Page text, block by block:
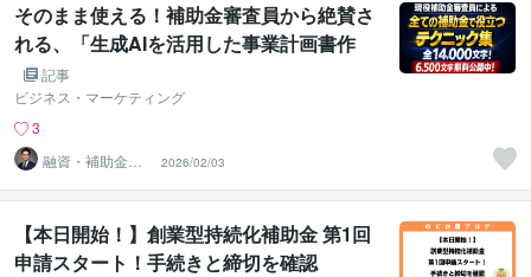
そのまま使える！補助金審査員から絶賛さ
れる、「生成AIを活用した事業計画書作
成」の実務手引
記事
ビジネス・マーケティング
3
融資・補助金専
門家｜松木誠司
2026/02/03
【本日開始！】創業型持続化補助金 第1回
申請スタート！手続きと締切を確認